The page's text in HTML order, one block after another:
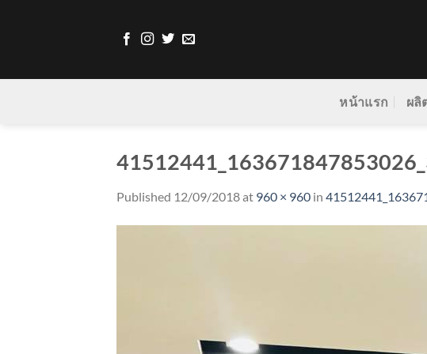
หน้าแรก ผ
Published 12/09/2018at 960 × 960 in